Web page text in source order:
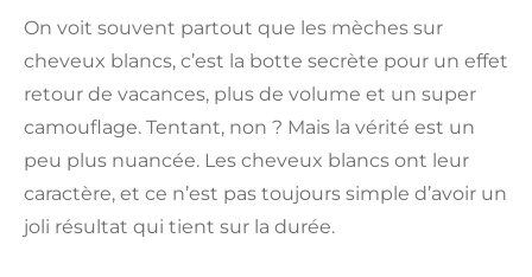
On voit souvent partout que les mèches sur
cheveux blancs, c’est la botte secrète pour un effet
retour de vacances, plus de volume et un super
camouflage. Tentant, non ? Mais la vérité est un
peu plus nuancée. Les cheveux blancs ont leur
caractère, et ce n’est pas toujours simple d’avoir un
joli résultat qui tient sur la durée.